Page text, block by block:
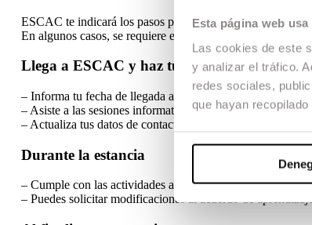
Esta página web
Las cookies de este
y analizar el tráfico.
redes sociales,
que hayan
ESCAC te indicará los pasos para formalizar tu matrícula
En algunos casos, se requiere el pago de tasas
Llega a ESCAC y haz tu registro
– Informa tu fecha de llegada al responsable de movilidad.
– Asiste a las sesiones informativas de bienvenida.
– Actualiza tus datos de contacto y completa cualquier
Durante la estancia
– Cumple con las actividades académicas incluidas en tu
– Puedes solicitar modificaciones al acuerdo de